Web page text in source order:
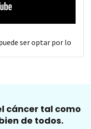
ser optar por lo
cáncer tal como
de todos.